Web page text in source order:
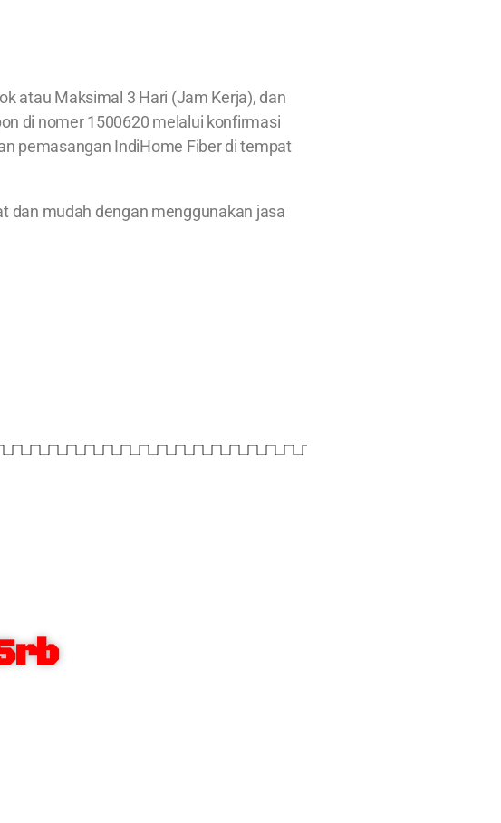
atau Maksimal 3 Hari (Jam Kerja), dan
di nomer 1500620 melalui konfirmasi
pemasangan IndiHome Fiber di tempat
dan mudah dengan menggunakan jasa